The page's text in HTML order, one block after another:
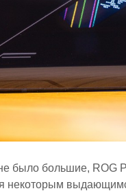
было большие, ROG
некоторым